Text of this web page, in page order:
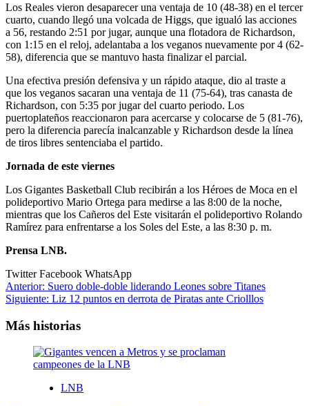
Los Reales vieron desaparecer una ventaja de 10 (48-38) en el tercer
cuarto, cuando llegó una volcada de Higgs, que igualó las acciones
a 56, restando 2:51 por jugar, aunque una flotadora de Richardson,
con 1:15 en el reloj, adelantaba a los veganos nuevamente por 4 (62-
58), diferencia que se mantuvo hasta finalizar el parcial.
Una efectiva presión defensiva y un rápido ataque, dio al traste a
que los veganos sacaran una ventaja de 11 (75-64), tras canasta de
Richardson, con 5:35 por jugar del cuarto periodo. Los
puertoplateños reaccionaron para acercarse y colocarse de 5 (81-76),
pero la diferencia parecía inalcanzable y Richardson desde la línea
de tiros libres sentenciaba el partido.
Jornada de este viernes
Los Gigantes Basketball Club recibirán a los Héroes de Moca en el
polideportivo Mario Ortega para medirse a las 8:00 de la noche,
mientras que los Cañeros del Este visitarán el polideportivo Rolando
Ramírez para enfrentarse a los Soles del Este, a las 8:30 p. m.
Prensa LNB.
TwitterFacebook WhatsApp
Navegación
de
entradas
Anterior: Suero doble-doble liderando Leones sobre Titanes
Siguiente: Liz 12 puntos en derrota de Piratas ante Criolllos
Más historias
LNB